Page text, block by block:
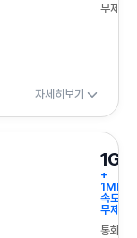
무제한
자세히보기
1GB
+
1Mbps
속도
무제한
통화